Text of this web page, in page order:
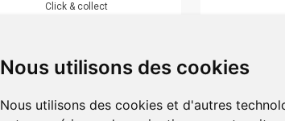
Nous utilisons des cookies
Nous utilisons des cookies et d'autres
Click & collect